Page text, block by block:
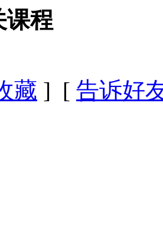
课程
藏 ] [ 告诉好